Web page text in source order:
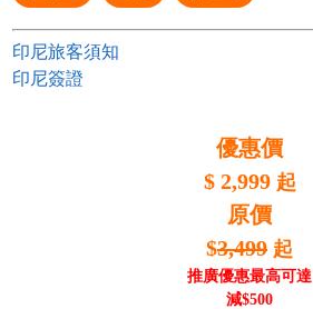
印尼旅客須知
印尼簽證
優惠價
$ 2,999 起
原價
$3,499 起
推廣優惠最高可達
減$500